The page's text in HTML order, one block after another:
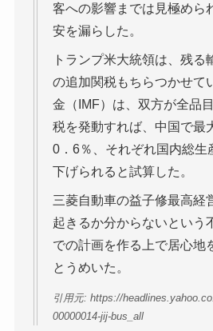
客への影響までは見極めら
安を漏らした。
トランプ米大統領は、残る
の追加関税もちらつかせて
金（IMF）は、双方が全品
税を発動すれば、中国で最
0．6％、それぞれ国内総生
下げられると試算した。
三菱自動車の益子修最高経
起きるか分からないという
での計画を作る上で居心地
とうめいた。
引用元: https://
00000014-jij-bus_all